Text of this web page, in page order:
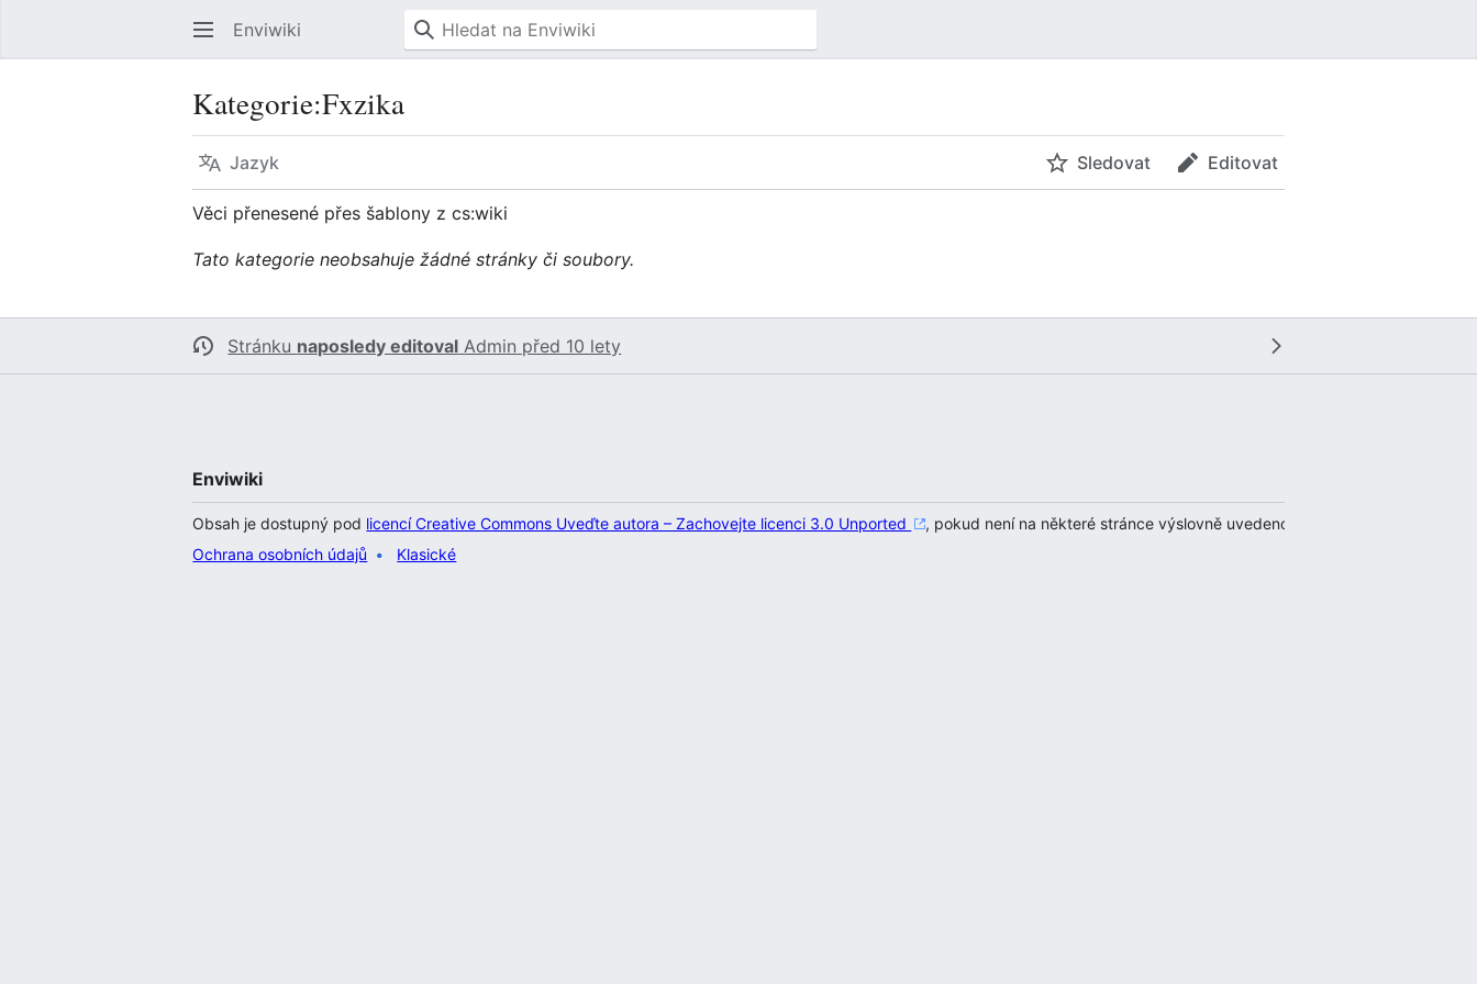
Enviwiki
Kategorie:Fxzika
Jazyk Sledovat Editovat
Věci přenesené přes šablony z cs:wiki
Tato kategorie neobsahuje žádné stránky či soubory.
Stránku naposledy editoval Admin před 10 lety
Enviwiki
Obsah je dostupný pod licencí Creative Commons Uveďte autora – Zachovejte licenci 3.0 Unported
, pokud není na některé stránce výslovně uvedeno jinak, případně za
Ochrana osobních údajů
Klasické